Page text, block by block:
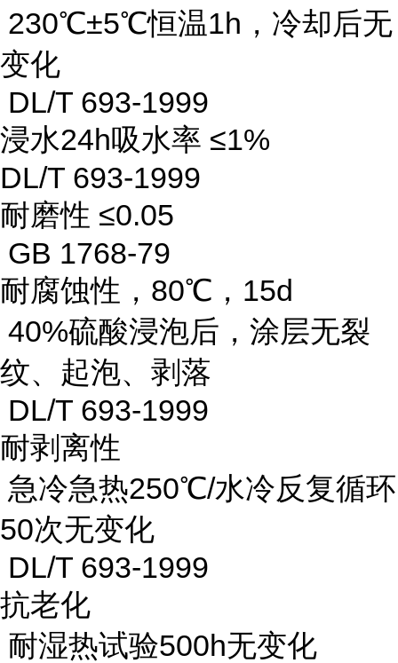
230℃±5℃恒温1h，冷却后无
变化
DL/T 693-1999
浸水24h吸水率 ≤1%
DL/T 693-1999
耐磨性 ≤0.05
GB 1768-79
耐腐蚀性，80℃，15d
40%硫酸浸泡后，涂层无裂
纹、起泡、剥落
DL/T 693-1999
耐剥离性
急冷急热250℃/水冷反复循环
50次无变化
DL/T 693-1999
抗老化
耐湿热试验500h无变化